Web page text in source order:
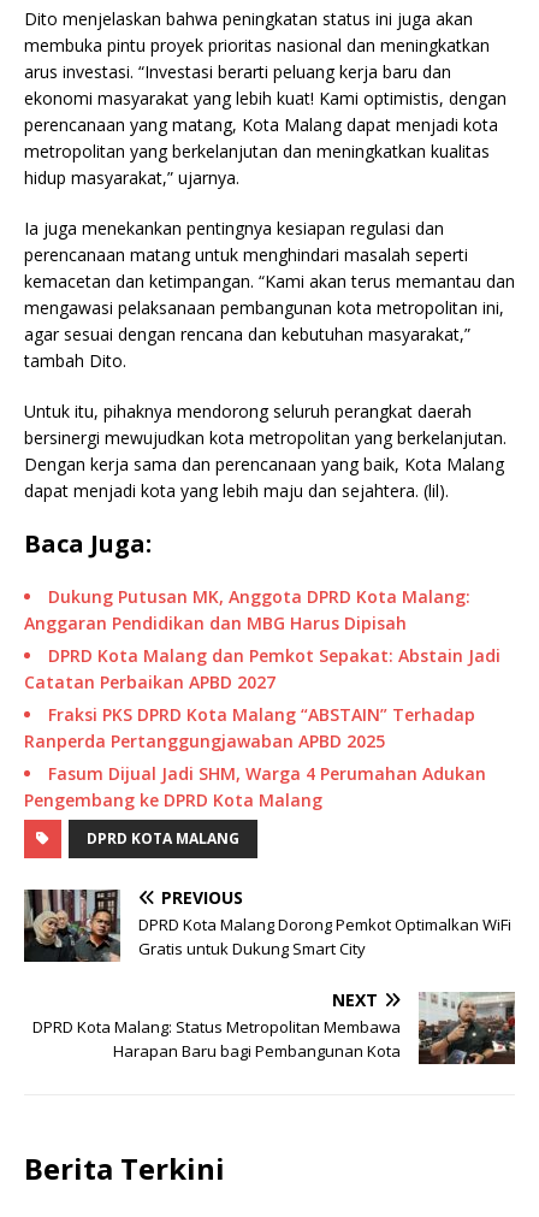
Dito menjelaskan bahwa peningkatan status ini juga akan
membuka pintu proyek prioritas nasional dan meningkatkan
arus investasi. “Investasi berarti peluang kerja baru dan
ekonomi masyarakat yang lebih kuat! Kami optimistis, dengan
perencanaan yang matang, Kota Malang dapat menjadi kota
metropolitan yang berkelanjutan dan meningkatkan kualitas
hidup masyarakat,” ujarnya.
Ia juga menekankan pentingnya kesiapan regulasi dan
perencanaan matang untuk menghindari masalah seperti
kemacetan dan ketimpangan. “Kami akan terus memantau dan
mengawasi pelaksanaan pembangunan kota metropolitan ini,
agar sesuai dengan rencana dan kebutuhan masyarakat,”
tambah Dito.
Untuk itu, pihaknya mendorong seluruh perangkat daerah
bersinergi mewujudkan kota metropolitan yang berkelanjutan.
Dengan kerja sama dan perencanaan yang baik, Kota Malang
dapat menjadi kota yang lebih maju dan sejahtera. (lil).
Baca Juga:
Dukung Putusan MK, Anggota DPRD Kota Malang:
Anggaran Pendidikan dan MBG Harus Dipisah
DPRD Kota Malang dan Pemkot Sepakat: Abstain Jadi
Catatan Perbaikan APBD 2027
Fraksi PKS DPRD Kota Malang “ABSTAIN” Terhadap
Ranperda Pertanggungjawaban APBD 2025
Fasum Dijual Jadi SHM, Warga 4 Perumahan Adukan
Pengembang ke DPRD Kota Malang
DPRD KOTA MALANG
PREVIOUS
DPRD Kota Malang Dorong Pemkot Optimalkan WiFi
Gratis untuk Dukung Smart City
NEXT
DPRD Kota Malang: Status Metropolitan Membawa
Harapan Baru bagi Pembangunan Kota
Berita Terkini